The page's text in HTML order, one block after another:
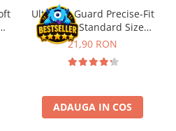
Ultimate Guard Precise-Fit
Sleeves Standard Size
Transparent (100)
21,90 RON
ADAUGA IN COS